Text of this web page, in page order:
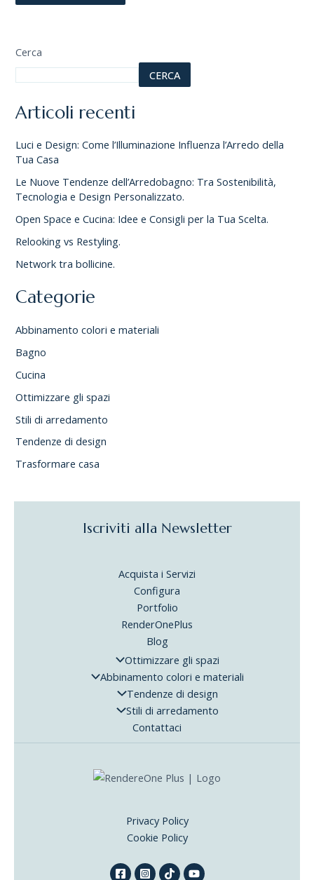
Cerca
CERCA
Articoli recenti
Luci e Design: Come l’Illuminazione Influenza l’Arredo della
Tua Casa
Le Nuove Tendenze dell’Arredobagno: Tra Sostenibilità,
Tecnologia e Design Personalizzato.
Open Space e Cucina: Idee e Consigli per la Tua Scelta.
Relooking vs Restyling.
Network tra bollicine.
Categorie
Abbinamento colori e materiali
Bagno
Cucina
Ottimizzare gli spazi
Stili di arredamento
Tendenze di design
Trasformare casa
Iscriviti alla Newsletter
Acquista i Servizi
Configura
Portfolio
RenderOnePlus
Blog
Ottimizzare gli spazi
Abbinamento colori e materiali
Tendenze di design
Stili di arredamento
Contattaci
Privacy Policy
Cookie Policy